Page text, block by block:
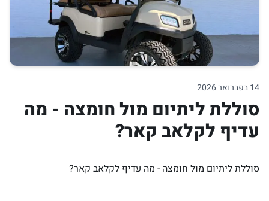
14 בפברואר 2026
סוללת ליתיום מול חומצה - מה
עדיף לקלאב קאר?
סוללת ליתיום מול חומצה - מה עדיף לקלאב קאר?